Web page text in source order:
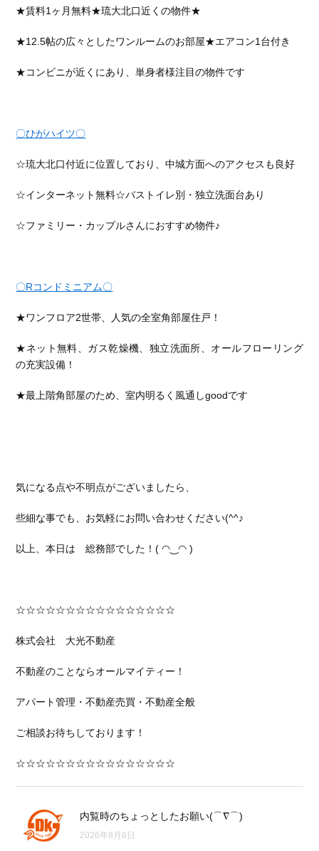
★賃料1ヶ月無料★琉大北口近くの物件★
★12.5帖の広々としたワンルームのお部屋★エアコン1台付き
★コンビニが近くにあり、単身者様注目の物件です
〇ひがハイツ〇
☆琉大北口付近に位置しており、中城方面へのアクセスも良好
☆インターネット無料☆バストイレ別・独立洗面台あり
☆ファミリー・カップルさんにおすすめ物件♪
〇Rコンドミニアム〇
★ワンフロア2世帯、人気の全室角部屋住戸！
★ネット無料、ガス乾燥機、独立洗面所、オールフローリング
の充実設備！
★最上階角部屋のため、室内明るく風通しgoodです
気になる点や不明点がございましたら、
些細な事でも、お気軽にお問い合わせください(^^♪
以上、本日は 総務部でした！( ◠‿◠ )
☆☆☆☆☆☆☆☆☆☆☆☆☆☆☆☆
株式会社 大光不動産
不動産のことならオールマイティー！
アパート管理・不動産売買・不動産全般
ご相談お待ちしております！
☆☆☆☆☆☆☆☆☆☆☆☆☆☆☆☆
内覧時のちょっとしたお願い(⌒∇⌒)
2026年8月6日